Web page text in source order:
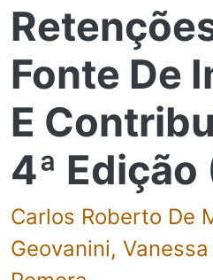
Fonte De
E
4ª
Carlos Roberto De
Geovanini,